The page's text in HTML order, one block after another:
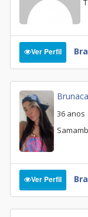
Ver Perfil
36 anos
Ver Perfil